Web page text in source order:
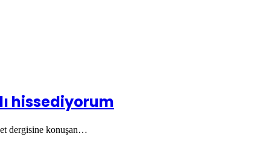
hissediyorum
dergisine konuşan…